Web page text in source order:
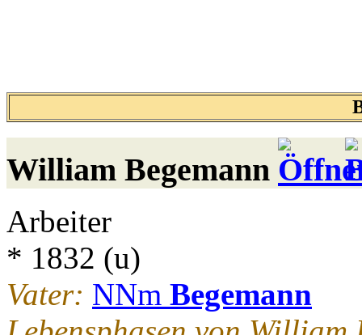
William Begemann
Arbeiter
* 1832 (u)
Vater: NNm Begemann